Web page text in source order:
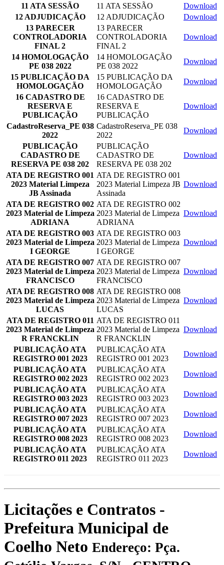
11 ATA SESSÃO
11 ATA SESSÃO
Download
12 ADJUDICAÇÃO
12 ADJUDICAÇÃO
Download
13 PARECER
CONTROLADORIA
FINAL 2
13 PARECER
CONTROLADORIA
FINAL 2
Download
14 HOMOLOGAÇÃO
PE 038 2022
14 HOMOLOGAÇÃO
PE 038 2022
Download
15 PUBLICAÇÃO DA
HOMOLOGAÇÃO
15 PUBLICAÇÃO DA
HOMOLOGAÇÃO
Download
16 CADASTRO DE
RESERVA E
PUBLICAÇÃO
16 CADASTRO DE
RESERVA E
PUBLICAÇÃO
Download
CadastroReserva_PE 038
2022
CadastroReserva_PE 038
2022
Download
PUBLICAÇÃO
CADASTRO DE
RESERVA PE 038 202
PUBLICAÇÃO
CADASTRO DE
RESERVA PE 038 202
Download
ATA DE REGISTRO 001
2023 Material Limpeza
JB Assinada
ATA DE REGISTRO 001
2023 Material Limpeza JB
Assinada
Download
ATA DE REGISTRO 002
2023 Material de Limpeza
ADRIANA
ATA DE REGISTRO 002
2023 Material de Limpeza
ADRIANA
Download
ATA DE REGISTRO 003
2023 Material de Limpeza
I GEORGE
ATA DE REGISTRO 003
2023 Material de Limpeza
I GEORGE
Download
ATA DE REGISTRO 007
2023 Material de Limpeza
FRANCISCO
ATA DE REGISTRO 007
2023 Material de Limpeza
FRANCISCO
Download
ATA DE REGISTRO 008
2023 Material de Limpeza
LUCAS
ATA DE REGISTRO 008
2023 Material de Limpeza
LUCAS
Download
ATA DE REGISTRO 011
2023 Material de Limpeza
R FRANCKLIN
ATA DE REGISTRO 011
2023 Material de Limpeza
R FRANCKLIN
Download
PUBLICAÇÃO ATA
REGISTRO 001 2023
PUBLICAÇÃO ATA
REGISTRO 001 2023
Download
PUBLICAÇÃO ATA
REGISTRO 002 2023
PUBLICAÇÃO ATA
REGISTRO 002 2023
Download
PUBLICAÇÃO ATA
REGISTRO 003 2023
PUBLICAÇÃO ATA
REGISTRO 003 2023
Download
PUBLICAÇÃO ATA
REGISTRO 007 2023
PUBLICAÇÃO ATA
REGISTRO 007 2023
Download
PUBLICAÇÃO ATA
REGISTRO 008 2023
PUBLICAÇÃO ATA
REGISTRO 008 2023
Download
PUBLICAÇÃO ATA
REGISTRO 011 2023
PUBLICAÇÃO ATA
REGISTRO 011 2023
Download
Licitações e Contratos -
Prefeitura Municipal de
Coelho Neto Endereço: Pça.